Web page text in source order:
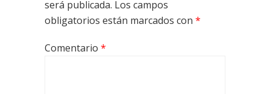
será publicada. Los campos
obligatorios están marcados con *
Comentario *